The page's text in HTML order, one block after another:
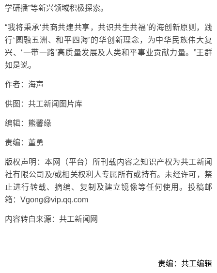
学研播”等新兴领域积极探索。
“我将秉承‘共商共建共享，共识共生共福’的海创新原则，践
行‘圆融五洲、和平四海’的华创新理念，为中华民族伟大复
兴、‘一带一路’高质量发展及人类和平事业贡献力量。”王群
如是说。
作者：海声
供图：共工新闻图片库
编辑：熊馨缘
责编：董勇
版权声明：本网（平台）所刊载内容之知识产权为共工新闻
社有限公司及/或相关权利人专属所有或持有。未经许可，禁
止进行转载、摘编、复制及建立镜像等任何使用。投稿邮
箱：Vgong@vip.qq.com
内容转自来源：共工新闻网
责编：共工编辑